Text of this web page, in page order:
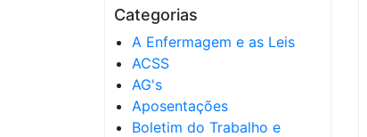
Categorias
A Enfermagem e as Leis
ACSS
AG's
Aposentações
Boletim do Trabalho e